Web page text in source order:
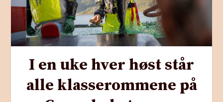
I en uke hver høst står
alle klasserommene på